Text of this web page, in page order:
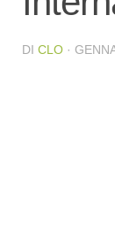
DI CLO ·